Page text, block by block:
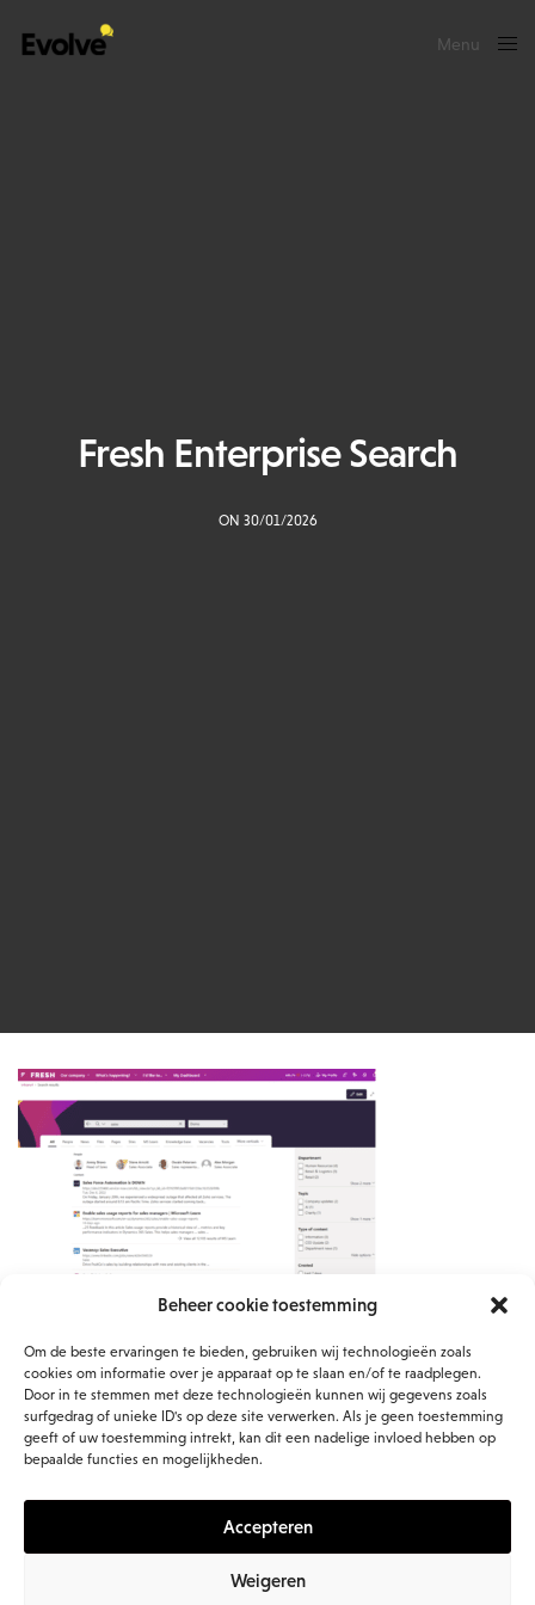
Beheer cookie toestemming
Om de beste ervaringen te bieden, gebruiken wij technologieën zoals
cookies om informatie over je apparaat op te slaan en/of te raadplegen.
Door in te stemmen met deze technologieën kunnen wij gegevens zoals
surfgedrag of unieke ID's op deze site verwerken. Als je geen toestemming
geeft of uw toestemming intrekt, kan dit een nadelige invloed hebben op
bepaalde functies en mogelijkheden.
Accepteren
Weigeren
Menu
Fresh Enterprise Search
ON 30/01/2026
Gerelateerde blogs